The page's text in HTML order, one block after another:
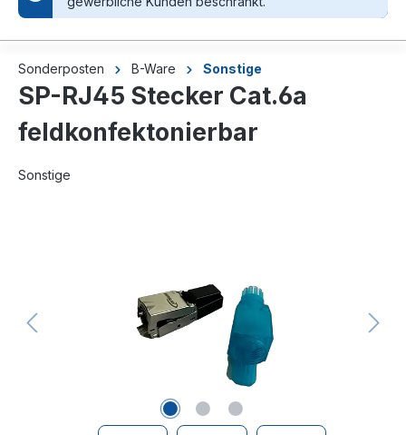
Sonderposten B-Ware Sonstige
SP-RJ45 Stecker Cat.6a
feldkonfektonierbar
Sonstige